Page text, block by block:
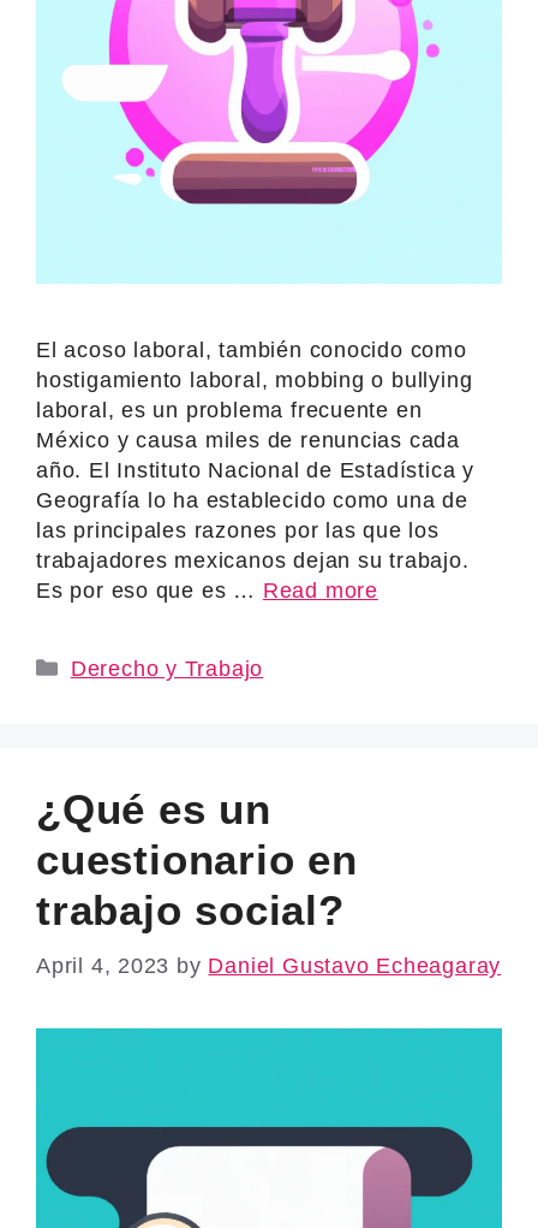
El acoso laboral, también conocido como
hostigamiento laboral, mobbing o bullying
laboral, es un problema frecuente en
México y causa miles de renuncias cada
año. El Instituto Nacional de Estadística y
Geografía lo ha establecido como una de
las principales razones por las que los
trabajadores mexicanos dejan su trabajo.
Es por eso que es … Read more
Categories
Derecho y Trabajo
¿Qué es un
cuestionario en
trabajo social?
April 4, 2023 by Daniel Gustavo Echeagaray